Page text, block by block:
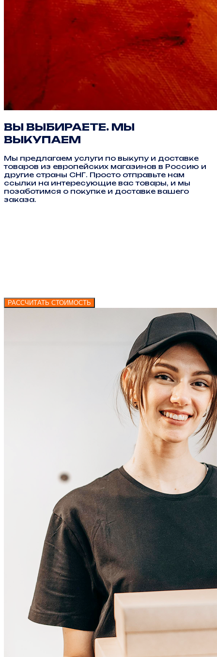
ВЫ ВЫБИРАЕТЕ. МЫ
ВЫКУПАЕМ
Мы предлагаем услуги по выкупу и доставке
товаров из европейских магазинов в Россию и
другие страны СНГ. Просто отправьте нам
ссылки на интересующие вас товары, и мы
позаботимся о покупке и доставке вашего
заказа.
РАССЧИТАТЬ СТОИМОСТЬ